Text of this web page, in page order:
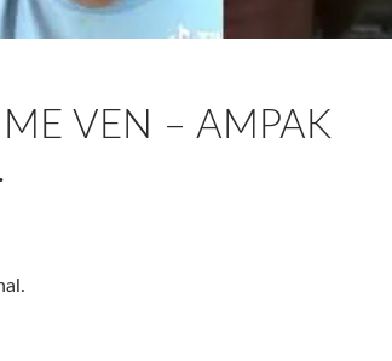
VEN – AMPAK